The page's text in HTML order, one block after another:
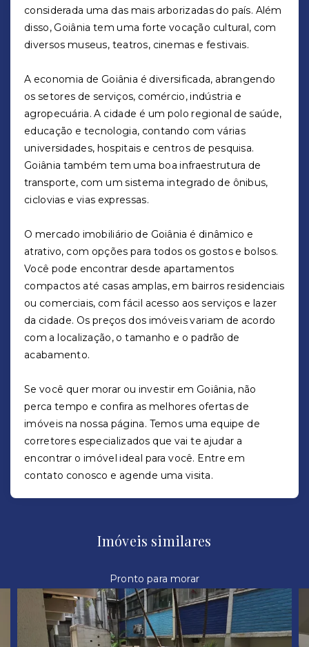
considerada uma das mais arborizadas do país. Além
disso, Goiânia tem uma forte vocação cultural, com
diversos museus, teatros, cinemas e festivais.
A economia de Goiânia é diversificada, abrangendo
os setores de serviços, comércio, indústria e
agropecuária. A cidade é um polo regional de saúde,
educação e tecnologia, contando com várias
universidades, hospitais e centros de pesquisa.
Goiânia também tem uma boa infraestrutura de
transporte, com um sistema integrado de ônibus,
ciclovias e vias expressas.
O mercado imobiliário de Goiânia é dinâmico e
atrativo, com opções para todos os gostos e bolsos.
Você pode encontrar desde apartamentos
compactos até casas amplas, em bairros residenciais
ou comerciais, com fácil acesso aos serviços e lazer
da cidade. Os preços dos imóveis variam de acordo
com a localização, o tamanho e o padrão de
acabamento.
Se você quer morar ou investir em Goiânia, não
perca tempo e confira as melhores ofertas de
imóveis na nossa página. Temos uma equipe de
corretores especializados que vai te ajudar a
encontrar o imóvel ideal para você. Entre em
contato conosco e agende uma visita.
Imóveis similares
Pronto para morar